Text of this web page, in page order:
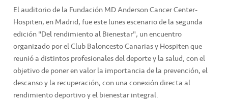
El auditorio de la Fundación MD Anderson Cancer Center-
Hospiten, en Madrid, fue este lunes escenario de la segunda
edición "Del rendimiento al Bienestar", un encuentro
organizado por el Club Baloncesto Canarias y Hospiten que
reunió a distintos profesionales del deporte y la salud, con el
objetivo de poner en valor la importancia de la prevención, el
descanso y la recuperación, con una conexión directa al
rendimiento deportivo y el bienestar integral.